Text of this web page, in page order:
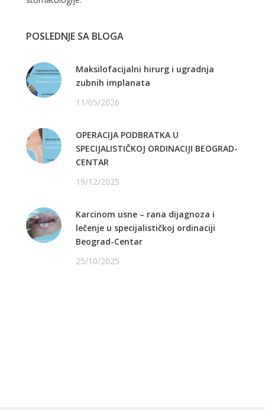
POSLEDNJE SA BLOGA
Maksilofacijalni hirurg i ugradnja
zubnih implanata
11/05/2026
OPERACIJA PODBRATKA U
SPECIJALISTIČKOJ ORDINACIJI BEOGRAD-
CENTAR
19/12/2025
Karcinom usne – rana dijagnoza i
lečenje u specijalističkoj ordinaciji
Beograd-Centar
25/10/2025